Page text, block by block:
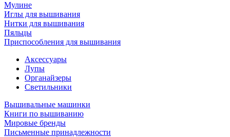
Мулине
Иглы для вышивания
Нитки для вышивания
Пяльцы
Приспособления для вышивания
Аксессуары
Лупы
Органайзеры
Светильники
Вышивальные машинки
Книги по вышиванию
Мировые бренды
Письменные принадлежности